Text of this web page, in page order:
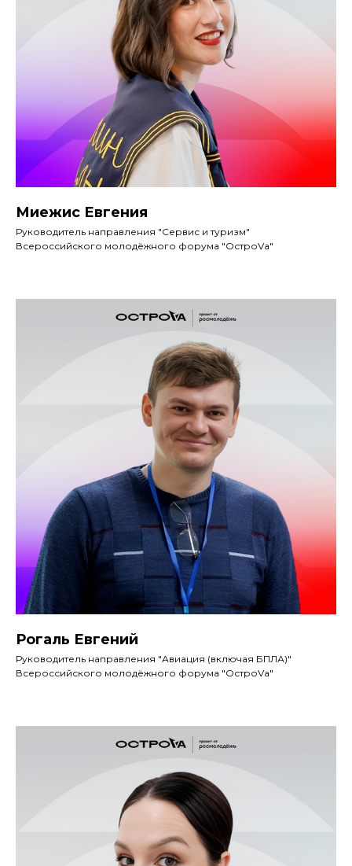
Миежис Евгения
Руководитель направления "Сервис и туризм"
Всероссийского молодёжного форума "ОстроVа"
Рогаль Евгений
Руководитель направления "Авиация (включая БПЛА)"
Всероссийского молодёжного форума "ОстроVа"